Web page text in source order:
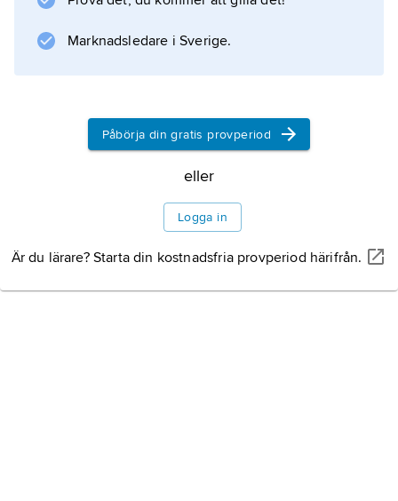
Marknadsledare i Sverige.
Påbörja din gratis provperiod
eller
Logga in
Är du lärare? Starta din kostnadsfria provperiod härifrån.